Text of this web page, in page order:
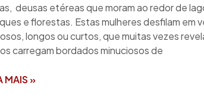
deusas etéreas que moram ao redor de
e florestas. Estas mulheres desfilam em
longos ou curtos, que muitas vezes
carregam bordados minuciosos de
MAIS »